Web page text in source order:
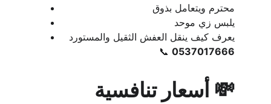
محترم ويتعامل بذوق
يلبس زي موحد
يعرف كيف ينقل العفش الثقيل والمستورد
📞 0537017666
💸 أسعار تنافسية